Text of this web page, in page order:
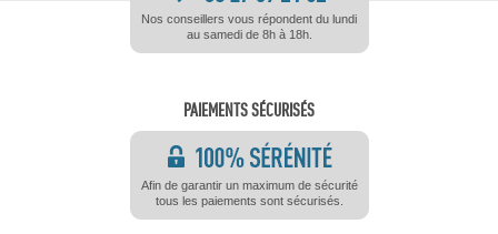
Nos conseillers vous répondent du lundi
au samedi de 8h à 18h.
PAIEMENTS SÉCURISÉS
Afin de garantir un maximum de sécurité
tous les paiements sont sécurisés.